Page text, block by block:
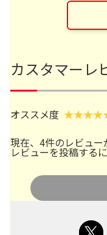
カスタマーレ
オススメ度
現在、4件のレビュー
レビューを投稿する